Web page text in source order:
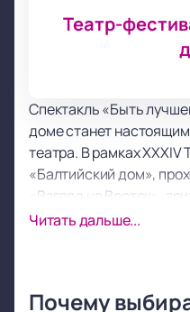
Театр-
Спектакль «Быть
доме станет
театра. В рамках
«Балтийский дом»,
«Взгляд на Восток»,
с южноафриканским
основателей компании
Читать дальше...
Почему